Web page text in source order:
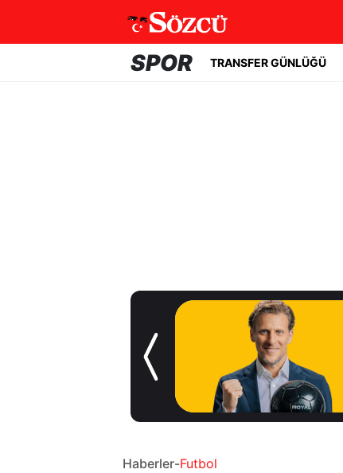
SPOR TRANSFER GÜNLÜĞÜ
Geleceği tartışma
konusuydu! Real
Haberler-Futbol